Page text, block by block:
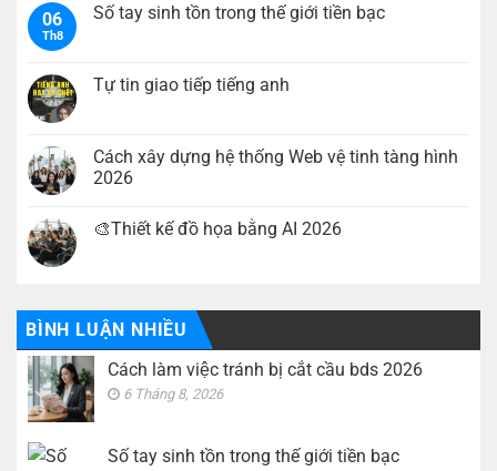
luận
ở
tránh
bị
2026
06
Th8
Số tay sinh tồn trong thế giới tiền bạc
luận
ở
tồn
trong
thế
bạc
Tự tin giao tiếp tiếng anh
luận
ở
Tự
tiếp
tiếng
Cách xây dựng hệ thống Web vệ tinh tàng hình
2026
bình
hệ
thống
Web
tinh
tàng
hình
2026
🎨Thiết kế đồ họa bằng AI 2026
ở
🎨
Thiết
kế
họa
bằng
AI
2026
BÌNH LUẬN NHIỀU
Cách làm việc tránh bị cắt cầu bds 2026
6 Tháng 8, 2026
Số tay sinh tồn trong thế giới tiền bạc